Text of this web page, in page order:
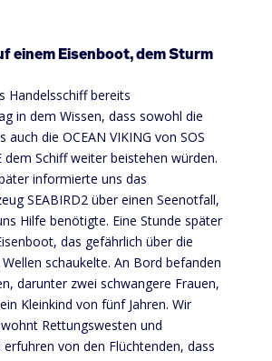
einem Eisenboot, dem Sturm
Handelsschiff bereits
in dem Wissen, dass sowohl die
auch die OCEAN VIKING von SOS
dem Schiff weiter beistehen würden.
informierte uns das
SEABIRD2 über einen Seenotfall,
Hilfe benötigte. Eine Stunde später
das gefährlich über die
schaukelte. An Bord befanden
darunter zwei schwangere Frauen,
Kleinkind von fünf Jahren. Wir
Rettungswesten und
erfuhren von den Flüchtenden, dass